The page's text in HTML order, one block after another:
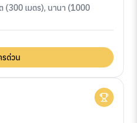
(300 เมตร), นานา (1000
ด่วน